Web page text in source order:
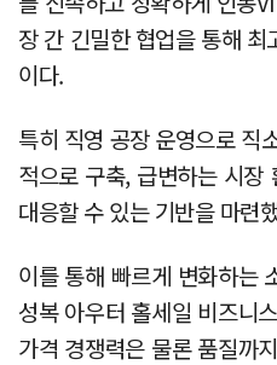
장 간 긴밀한 협업을 통해
이다.
특히 직영 공장 운영으로 직
적으로 구축, 급변하는 시장
대응할 수 있는 기반을 마련
이를 통해 빠르게 변화하는
성복 아우터 홀세일 비즈니
가격 경쟁력은 물론 품질까